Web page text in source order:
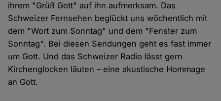
ihrem "Grüß Gott" auf ihn aufmerksam. Das
Schweizer Fernsehen beglückt uns wöchentlich mit
dem "Wort zum Sonntag" und dem "Fenster zum
Sonntag". Bei diesen Sendungen geht es fast immer
um Gott. Und das Schweizer Radio lässt gern
Kirchenglocken läuten – eine akustische Hommage
an Gott.